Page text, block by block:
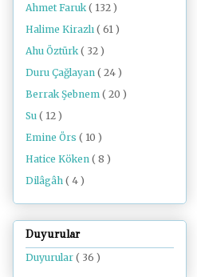
Ahmet Faruk ( 132 )
Halime Kirazlı ( 61 )
Ahu Öztürk ( 32 )
Duru Çağlayan ( 24 )
Berrak Şebnem ( 20 )
Su ( 12 )
Emine Örs ( 10 )
Hatice Köken ( 8 )
Dilâgâh ( 4 )
Duyurular
Duyurular ( 36 )